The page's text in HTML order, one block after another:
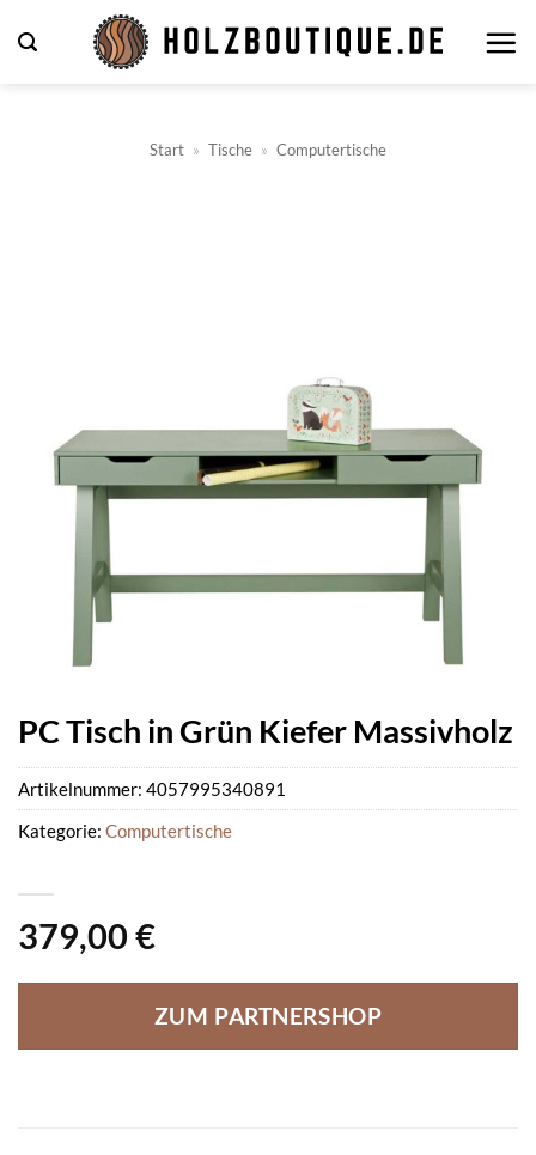
Inhalt
Start » Tische » Computertische
PC Tisch in Grün Kiefer Massivholz
379,00 €
ZUM PARTNERSHOP
Artikelnummer: 4057995340891
Kategorie: Computertische